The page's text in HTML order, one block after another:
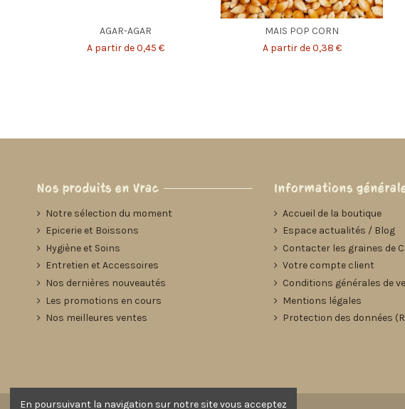
AGAR-AGAR
A partir de 0,45 €
MAIS POP CORN
A partir de 0,38 €
Nos produits en Vrac
Notre sélection du moment
Epicerie et Boissons
Hygiène et Soins
Entretien et Accessoires
Nos dernières nouveautés
Les promotions en cours
Nos meilleures ventes
Informations
Accueil de la boutique
Espace actualités / Blog
Contacter les graines de
Votre compte client
Conditions générales de
Mentions légales
Protection des données
En poursuivant la navigation sur notre site vous acceptez